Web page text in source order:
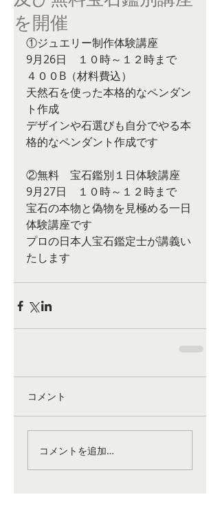
を開催
①ジュエリー制作体験講座
9月26日　１０時～１２時まで
４００B（材料費込）
天然石を使った本格的なペンダン
ト作成
デザインや石選びも自分でやる本
格的なペンダント作成です
②無料　宝石鑑別１日体験講座
9月27日　１０時～１２時まで
宝石の本物と偽物を見極める一日
体験講座です
プロの日本人宝石鑑定士が講義い
たします
コメント
コメントを追加…